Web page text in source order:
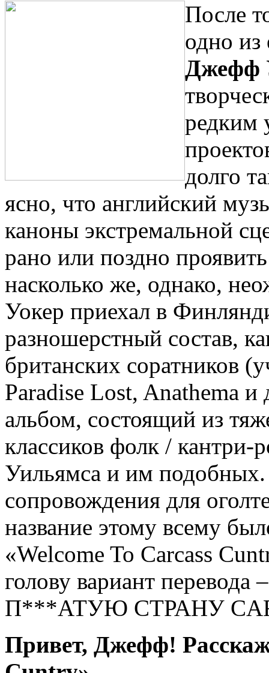
После
одно
Джефф
редким
долго
ясно, что английский
каноны экстремальной
рано или поздно
насколько же, однако,
Уокер приехал в
разношерстный состав,
британских соратников
Paradise Lost, Anathema и
альбом, состоящий из
классиков фолк /
Уильямса и им
сопровождения для
название этому всему
«Welcome To Carcass
голову вариант
П***АТУЮ СТРАНУ
Привет, Джефф!